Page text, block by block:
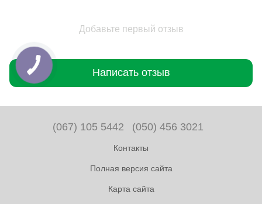
Добавьте первый отзыв
Написать отзыв
(067) 105 5442 (050) 456 3021
Контакты
Полная версия сайта
Карта сайта